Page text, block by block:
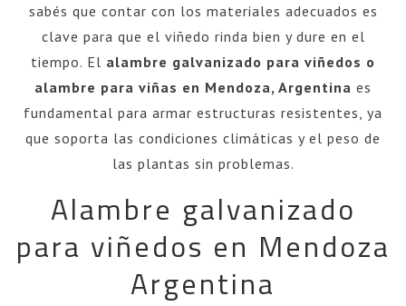
sabés que contar con los materiales adecuados es
clave para que el viñedo rinda bien y dure en el
tiempo. El alambre galvanizado para viñedos o
alambre para viñas en Mendoza, Argentina es
fundamental para armar estructuras resistentes, ya
que soporta las condiciones climáticas y el peso de
las plantas sin problemas.
Alambre galvanizado
para viñedos en Mendoza
Argentina